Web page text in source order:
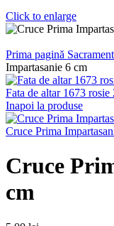
Click to enlarge
Prima pagină
Impartasanie 6 cm
Fata de altar 1673 rosie
Inapoi la produse
Cruce Prima
Cruce
cm